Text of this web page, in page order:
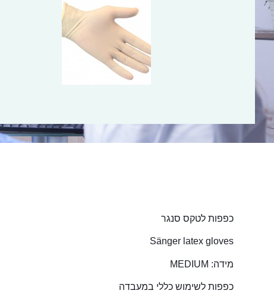
כפפות לטקס סנגר
Sänger latex gloves
מידה: MEDIUM
כפפות לשימוש כללי במעבדה